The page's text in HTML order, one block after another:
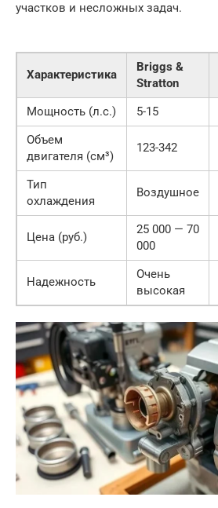
участков и несложных задач.
Характеристика
Briggs &
Stratton
Мощность (л.с.) 5-15
Объем
двигателя (см³)
123-342
Тип
охлаждения
Воздушное
Цена (руб.)
25 000 — 70
000
Надежность
Очень
высокая